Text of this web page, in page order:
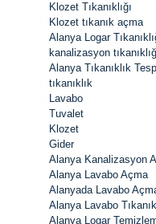
Klozet Tıkanıklığı
Klozet tıkanık açma
Alanya Logar
kanalizasyon
Alanya Tıkanıklık
tıkanıklık
Lavabo
Tuvalet
Klozet
Gider
Alanya Kanalizasyon
Alanya Lavabo Açma
Alanyada Lavabo
Alanya Lavabo
Alanya Logar